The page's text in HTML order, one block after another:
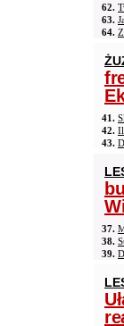
62.
63.
64.
41.
42.
43.
37.
38.
39.